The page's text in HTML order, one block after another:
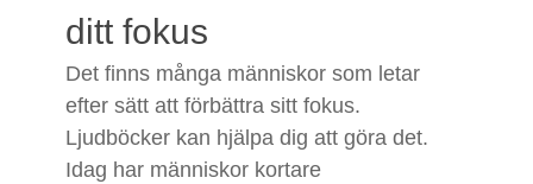
ditt fokus
Det finns många människor som letar
efter sätt att förbättra sitt fokus.
Ljudböcker kan hjälpa dig att göra det.
Idag har människor kortare